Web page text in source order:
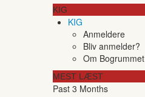
KIG
KIG
Anmeldere
Bliv anmelder?
Om Bogrummet
MEST LÆST
Past 3 Months